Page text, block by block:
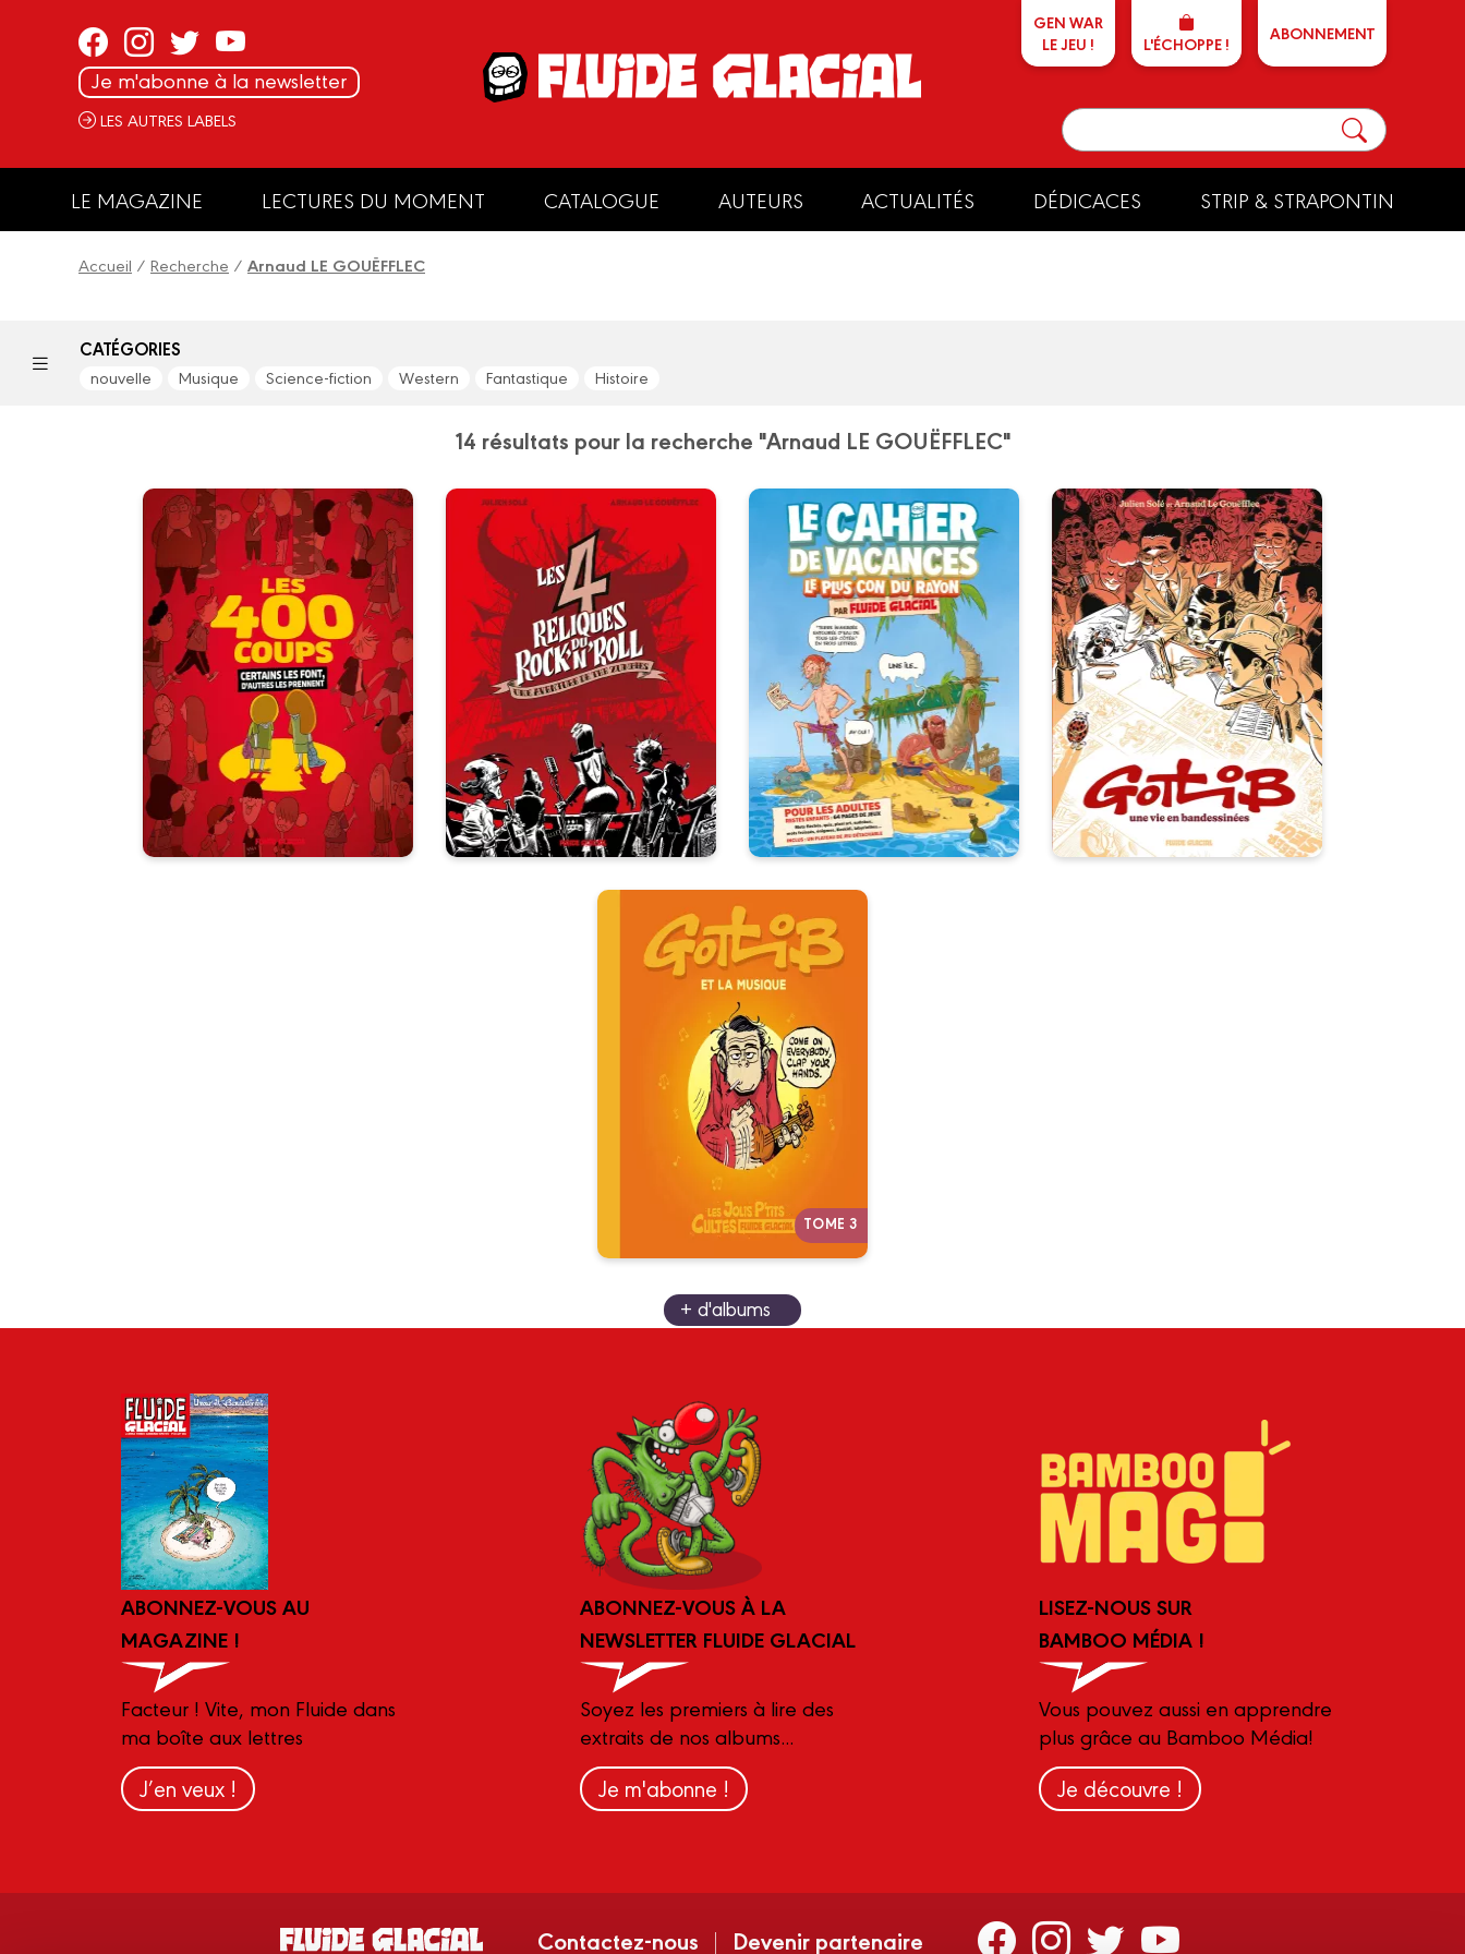
Je m'abonne à la newsletter
LES AUTRES LABELS
GEN WAR
LE JEU !
L'ÉCHOPPE ! ABONNEMENT
LE MAGAZINE LECTURES DU MOMENT CATALOGUE AUTEURS ACTUALITÉS DÉDICACES STRIP & STRAPONTIN
Accueil / Recherche / Arnaud LE GOUËFFLEC
CATÉGORIES
nouvelle Musique Science-fiction Western Fantastique Histoire
14 résultats pour la recherche "Arnaud LE GOUËFFLEC"
Les 400 coups
Date de parution :
26/08/2026
22 souvenirs d'auteurs qui
racontent leurs pires moments
d'école avec émotion, force et
sincérité pour en finir avec l'idée
que l'école, c'était mieux avant.
Les 4 Reliques du
rock'n'roll
Date de parution :
01/07/2026
La prophétie a parlé : pour
sauver l'humanité, les quatre
membres des Zumbies doivent
retrouver et réunir les quatre
reliques du rock'n'roll, jadis
dispersées aux quatre coins des
USA.
Le cahier de
vacances le plus
con du rayon par
Fluide Glacial
Date de parution :
20/05/2026
Le cahier de vacances pour les
grands enfants !
Gotlib, une vie en
Bandessinées
Date de parution :
19/11/2025
C'est une histoire de génie,
d'amour, de déconnade, de
folie douce et de modestie :
comment Marcel est-il devenu
Gotlib ?
TOME 3
Les Jolis P'tits
Cultes
Tome 03 - Gotlib Et La
Musique
Date de parution :
04/06/2025
Marcel Gotlib était un passionné
de musique, et son œuvre en
est imprégnée. Un album riche
en originaux et inédits, analysant
la place qu'occupe la musique
dans l'humour et le dessin de
Gotlib.
+ d'albums
ABONNEZ-VOUS AU
MAGAZINE !
Facteur ! Vite, mon Fluide dans
ma boîte aux lettres
J’en veux !
ABONNEZ-VOUS À LA
NEWSLETTER FLUIDE GLACIAL
Soyez les premiers à lire des
extraits de nos albums...
Je m'abonne !
LISEZ-NOUS SUR
BAMBOO MÉDIA !
Vous pouvez aussi en apprendre
plus grâce au Bamboo Média!
Je découvre !
Contactez-nous Devenir partenaire